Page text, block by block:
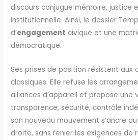
discours conjugue mémoire, justice
institutionnelle. Ainsi, le dossier
d’engagement civique et une
démocratique.
Ses prises de position résistent aux
classiques. Elle refuse les
alliances d’appareil et propose une
transparence, sécurité, contrôle
son nouveau mouvement s’ancre
droite, sans renier les exigences de